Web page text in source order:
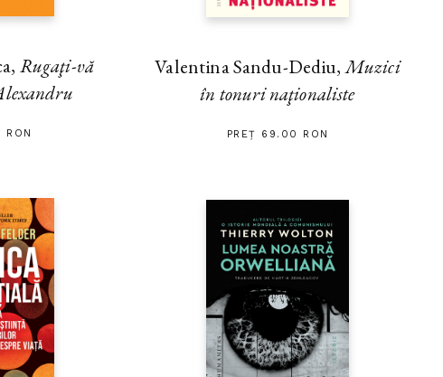
Rugaţi-vă
RON
Valentina Sandu-Dediu,Muzici
în tonuri naţionaliste
PREȚ 69.00 RON